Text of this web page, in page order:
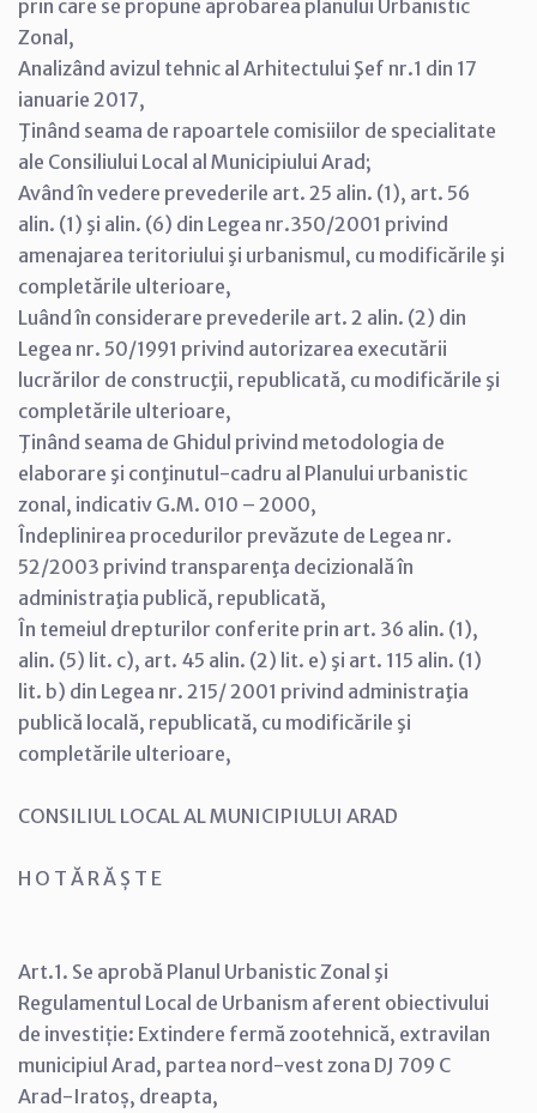
prin care se propune aprobarea planului Urbanistic
Zonal,
Analizând avizul tehnic al Arhitectului Şef nr.1 din 17
ianuarie 2017,
Ţinând seama de rapoartele comisiilor de specialitate
ale Consiliului Local al Municipiului Arad;
Având în vedere prevederile art. 25 alin. (1), art. 56
alin. (1) şi alin. (6) din Legea nr.350/2001 privind
amenajarea teritoriului şi urbanismul, cu modificările şi
completările ulterioare,
Luând în considerare prevederile art. 2 alin. (2) din
Legea nr. 50/1991 privind autorizarea executării
lucrărilor de construcţii, republicată, cu modificările şi
completările ulterioare,
Ţinând seama de Ghidul privind metodologia de
elaborare şi conţinutul-cadru al Planului urbanistic
zonal, indicativ G.M. 010 – 2000,
Îndeplinirea procedurilor prevăzute de Legea nr.
52/2003 privind transparenţa decizională în
administraţia publică, republicată,
În temeiul drepturilor conferite prin art. 36 alin. (1),
alin. (5) lit. c), art. 45 alin. (2) lit. e) şi art. 115 alin. (1)
lit. b) din Legea nr. 215/ 2001 privind administraţia
publică locală, republicată, cu modificările şi
completările ulterioare,
CONSILIUL LOCAL AL MUNICIPIULUI ARAD
H O T Ă R Ă Ș T E
Art.1. Se aprobă Planul Urbanistic Zonal şi
Regulamentul Local de Urbanism aferent obiectivului
de investiție: Extindere fermă zootehnică, extravilan
municipiul Arad, partea nord-vest zona DJ 709 C
Arad-Iratoș, dreapta,